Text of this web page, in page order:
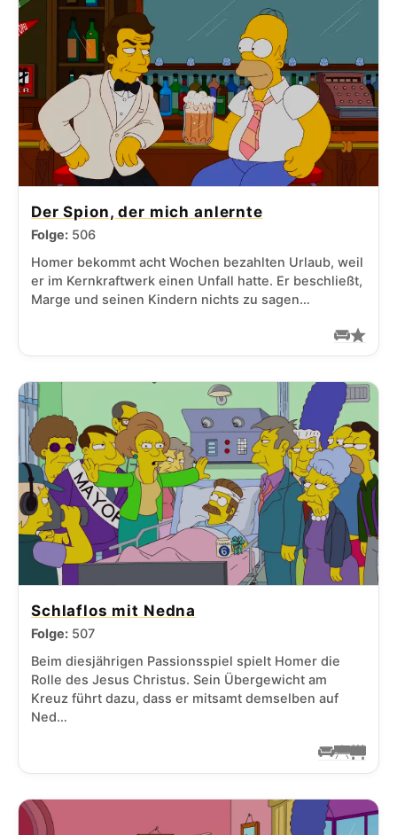
Der Spion, der mich anlernte
Folge: 506
Homer bekommt acht Wochen bezahlten Urlaub, weil
er im Kernkraftwerk einen Unfall hatte. Er beschließt,
Marge und seinen Kindern nichts zu sagen…
Schlaflos mit Nedna
Folge: 507
Beim diesjährigen Passionsspiel spielt Homer die
Rolle des Jesus Christus. Sein Übergewicht am
Kreuz führt dazu, dass er mitsamt demselben auf
Ned…